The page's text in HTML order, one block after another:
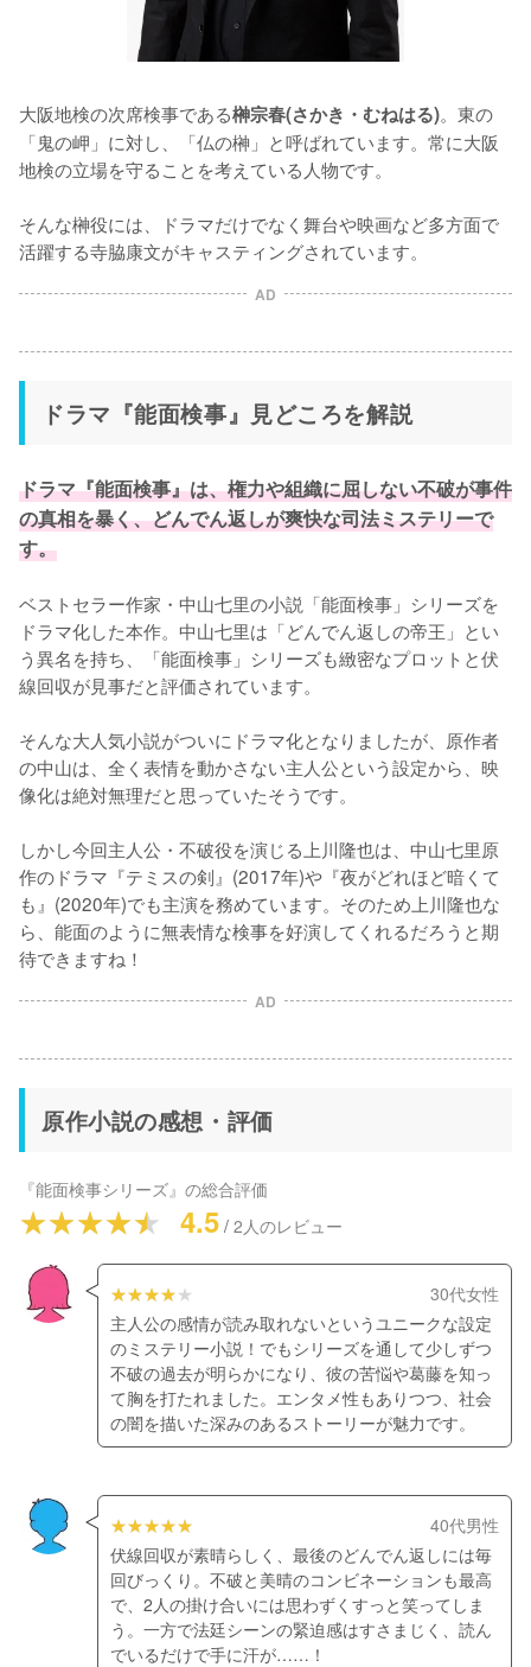
大阪地検の次席検事である榊宗春(さかき・むねはる)。東の
「鬼の岬」に対し、「仏の榊」と呼ばれています。常に大阪
地検の立場を守ることを考えている人物です。
そんな榊役には、ドラマだけでなく舞台や映画など多方面で
活躍する寺脇康文がキャスティングされています。
AD
ドラマ『能面検事』見どころを解説
ドラマ『能面検事』は、権力や組織に屈しない不破が事件
の真相を暴く、どんでん返しが爽快な司法ミステリーで
す。
ベストセラー作家・中山七里の小説「能面検事」シリーズを
ドラマ化した本作。中山七里は「どんでん返しの帝王」とい
う異名を持ち、「能面検事」シリーズも緻密なプロットと伏
線回収が見事だと評価されています。
そんな大人気小説がついにドラマ化となりましたが、原作者
の中山は、全く表情を動かさない主人公という設定から、映
像化は絶対無理だと思っていたそうです。
しかし今回主人公・不破役を演じる上川隆也は、中山七里原
作のドラマ『テミスの剣』(2017年)や『夜がどれほど暗くて
も』(2020年)でも主演を務めています。そのため上川隆也な
ら、能面のように無表情な検事を好演してくれるだろうと期
待できますね！
AD
原作小説の感想・評価
『能面検事シリーズ』の総合評価
4.5 / 2人のレビュー
30代女性
主人公の感情が読み取れないというユニークな設定
のミステリー小説！でもシリーズを通して少しずつ
不破の過去が明らかになり、彼の苦悩や葛藤を知っ
て胸を打たれました。エンタメ性もありつつ、社会
の闇を描いた深みのあるストーリーが魅力です。
40代男性
伏線回収が素晴らしく、最後のどんでん返しには毎
回びっくり。不破と美晴のコンビネーションも最高
で、2人の掛け合いには思わずくすっと笑ってしま
う。一方で法廷シーンの緊迫感はすさまじく、読ん
でいるだけで手に汗が……！